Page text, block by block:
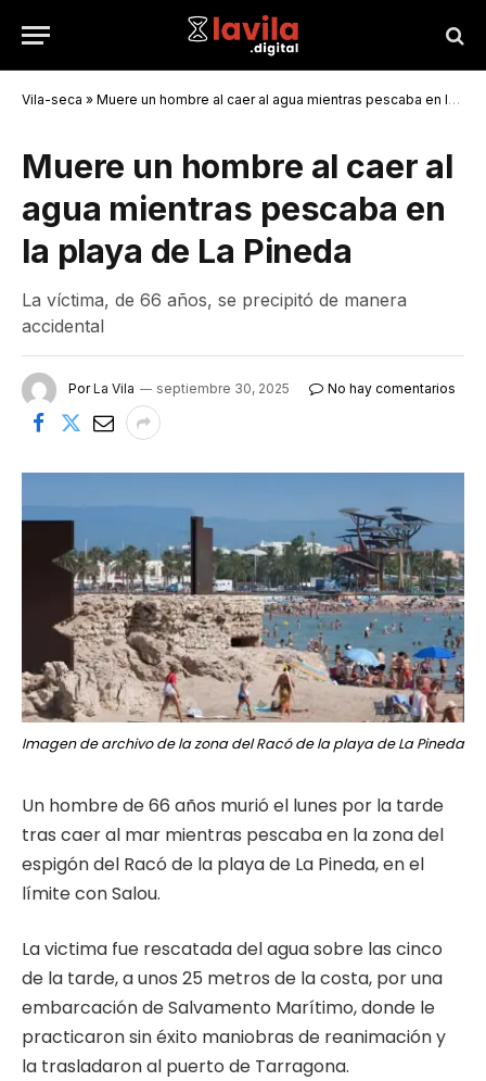
Vila-seca » Muere un hombre al caer al agua mientras pescaba en la playa de La Pineda
Muere un hombre al caer al
agua mientras pescaba en
la playa de La Pineda
La víctima, de 66 años, se precipitó de manera
accidental
Por La Vila septiembre 30, 2025 No hay comentarios
Imagen de archivo de la zona del Racó de la playa de La Pineda
Un hombre de 66 años murió el lunes por la tarde
tras caer al mar mientras pescaba en la zona del
espigón del Racó de la playa de La Pineda, en el
límite con Salou.
La victima fue rescatada del agua sobre las cinco
de la tarde, a unos 25 metros de la costa, por una
embarcación de Salvamento Marítimo, donde le
practicaron sin éxito maniobras de reanimación y
la trasladaron al puerto de Tarragona.